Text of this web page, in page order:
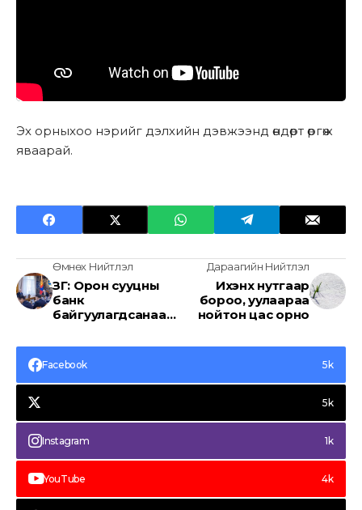
Эх орныхоо нэрийг дэлхийн дэвжээнд өндөрт өргөж
яваарай.
Өмнөх Нийтлэл
ЗГ: Орон сууцны
банк
байгуулагдсанаар
зээлийг 2.2 дахин
нэмэгдүүлнэ
Дараагийн Нийтлэл
Ихэнх нутгаар
бороо, уулаараа
нойтон цас орно
Facebook 5k
5k
Instagram 1k
YouTube 4k